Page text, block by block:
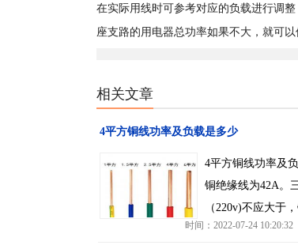
在实际用线时可参考对应的负载进行调
座支路的用电器总功率如果不大，就可以
相关文章
4平方铜线功率及负载是多少
4平方铜线功率及
铜绝缘线为42A。
（220v)不应大于
时间：2022-07-24 10:20:32